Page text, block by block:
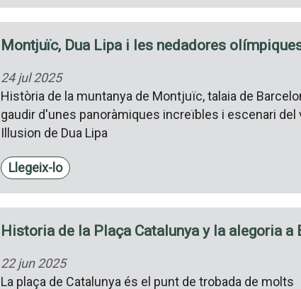
Montjuïc, Dua Lipa i les nedadores
24 jul 2025
Història de la muntanya de Montjuïc, talaia de
gaudir d'unes panoràmiques increïbles i escenari del
Illusion de Dua Lipa
Llegeix-lo
Historia de la Plaça Catalunya y la alegoria a
22 jun 2025
La plaça de Catalunya és el punt de trobada de molts